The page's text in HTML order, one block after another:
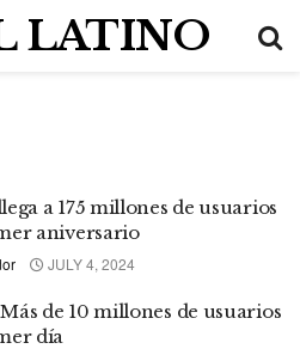
LATINO
a 175 millones de usuarios
aniversario
JULY 4, 2024
de 10 millones de usuarios
día